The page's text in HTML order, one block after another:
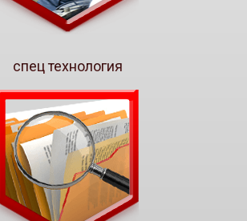
спец технология